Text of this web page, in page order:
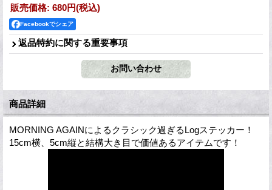
販売価格: 680円(税込)
Facebookでシェア
返品特約に関する重要事項
商品詳細
MORNING AGAINによるクラシック過ぎるLogステッカー！
15cm横、5cm縦と結構大き目で価値あるアイテムです！